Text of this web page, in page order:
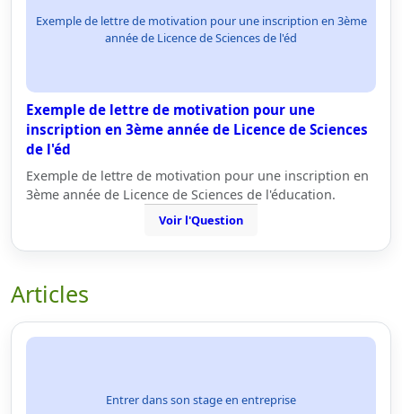
Exemple de lettre de motivation pour une inscription en 3ème
année de Licence de Sciences de l'éd
Exemple de lettre de motivation pour une
inscription en 3ème année de Licence de Sciences
de l'éd
Exemple de lettre de motivation pour une inscription en
3ème année de Licence de Sciences de l'éducation.
Voir l'Question
Articles
Entrer dans son stage en entreprise